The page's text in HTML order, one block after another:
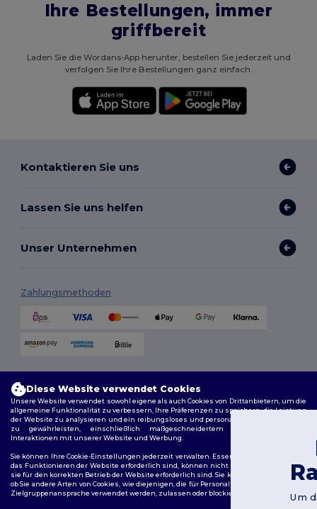
Ihre Bestellungen, immer
griffbereit
Laden Sie die Wordans-App herunter, bestellen Sie jederzeit und
verfolgen Sie Ihre Bestellungen ganz einfach.
Kontaktieren Sie uns
Lassen Sie uns helfen
Unser Unternehmen
Zahlungsmethoden
Folge uns
Diese Website verwendet Cookies
Unsere Website verwendet sowohl eigene als auch Cookies von Drittanbietern, um die
allgemeine Funktionalität zu verbessern, Ihre Präferenzen zu speichern, die Leistung
der Website zu analysieren und ein reibungsloses und personalisiertes Surferlebnis
zu gewährleisten, einschließlich maßgeschneidertem Inhalt, optimierten
Interaktionen mit unserer Website und Werbung.
Sie können Ihre Cookie-Einstellungen jederzeit verwalten. Essenzielle Cookies, die für
das Funktionieren der Website erforderlich sind, können nicht deaktiviert werden, da
sie für den korrekten Betrieb der Website erforderlich sind. Sie können jedoch wählen,
ob Sie andere Arten von Cookies, wie diejenigen, die für Personalisierung, Analyse und
Zielgruppenansprache verwendet werden, zulassen oder blockieren möchten.
Du hast 10€
Rabatt erhalten!
Um deinen Rabatt zu sichern, sag uns: